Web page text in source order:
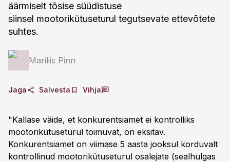
äärmiselt tõsise süüdistuse
siinsel mootorikütuseturul tegutsevate ettevõtete
suhtes.
Mariliis Pinn
Jaga Salvesta Vihja
"Kallase väide, et konkurentsiamet ei kontrolliks
mootorikütuseturul toimuvat, on eksitav.
Konkurentsiamet on viimase 5 aasta jooksul korduvalt
kontrollinud mootorikütuseturul osalejate (sealhulgas